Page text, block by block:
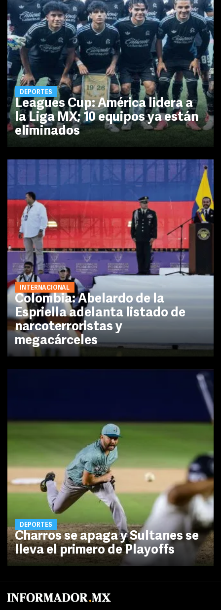
DEPORTES
Leagues Cup: América lidera a
la Liga MX; 10 equipos ya están
eliminados
INTERNACIONAL
Colombia: Abelardo de la
Espriella adelanta listado de
narcoterroristas y
megacárceles
DEPORTES
Charros se apaga y Sultanes se
lleva el primero de Playoffs